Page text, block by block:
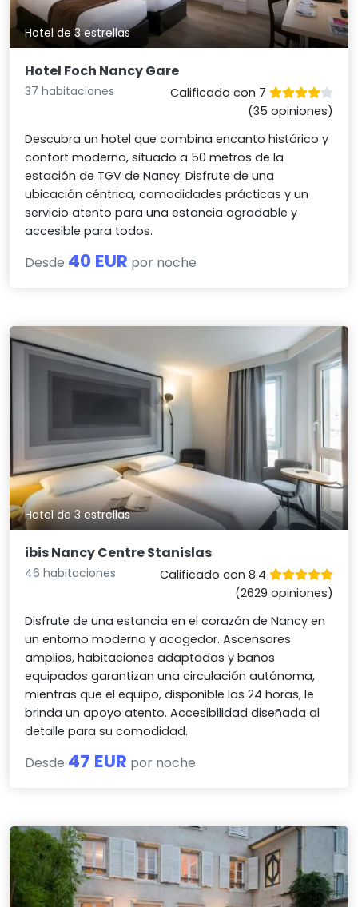
Hotel de 3 estrellas
Hotel Foch Nancy Gare
37 habitaciones
Calificado con 7
(35 opiniones)
Descubra un hotel que combina encanto histórico y
confort moderno, situado a 50 metros de la
estación de TGV de Nancy. Disfrute de una
ubicación céntrica, comodidades prácticas y un
servicio atento para una estancia agradable y
accesible para todos.
Desde 40 EUR por noche
Hotel de 3 estrellas
ibis Nancy Centre Stanislas
46 habitaciones
Calificado con 8.4
(2629 opiniones)
Disfrute de una estancia en el corazón de Nancy en
un entorno moderno y acogedor. Ascensores
amplios, habitaciones adaptadas y baños
equipados garantizan una circulación autónoma,
mientras que el equipo, disponible las 24 horas, le
brinda un apoyo atento. Accesibilidad diseñada al
detalle para su comodidad.
Desde 47 EUR por noche